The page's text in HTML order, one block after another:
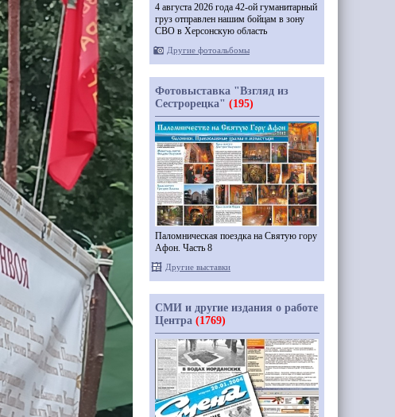
4 августа 2026 года 42-ой гуманитарный
груз отправлен нашим бойцам в зону
СВО в Херсонскую область
Другие фотоальбомы
Фотовыставка "Взгляд из
Сестрорецка" (195)
Паломническая поездка на Святую гору
Афон. Часть 8
Другие выставки
СМИ и другие издания о работе
Центра (1769)